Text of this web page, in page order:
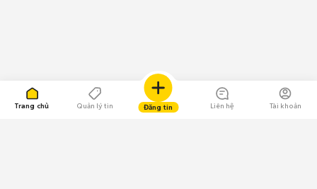
Trang chủ Quản lý tin Đăng tin Liên hệ Tài khoản